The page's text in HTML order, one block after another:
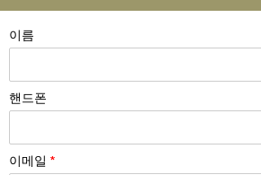
이름
핸드폰
이메일 *